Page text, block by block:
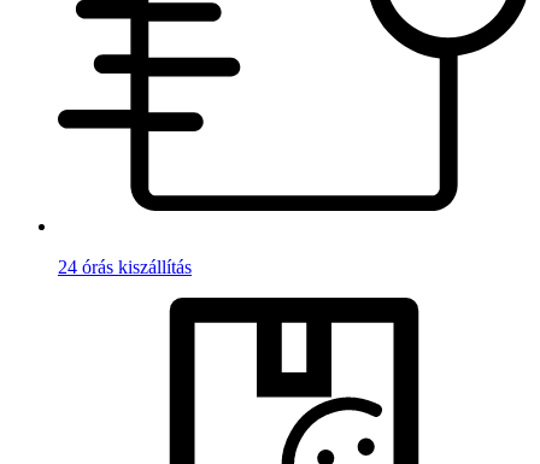
24 órás kiszállítás